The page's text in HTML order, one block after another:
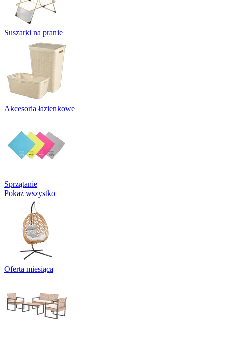
Suszarki na pranie
Akcesoria łazienkowe
Sprzątanie
Pokaż wszystko
Oferta miesiąca